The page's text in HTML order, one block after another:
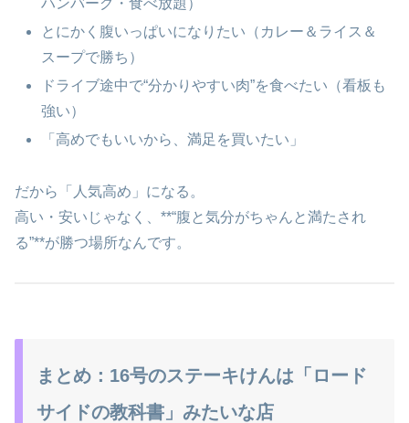
とにかく腹いっぱいになりたい（カレー＆ライス＆
スープで勝ち）
ドライブ途中で“分かりやすい肉”を食べたい（看板も
強い）
「高めでもいいから、満足を買いたい」
だから「人気高め」になる。
高い・安いじゃなく、**“腹と気分がちゃんと満たされ
る”**が勝つ場所なんです。
まとめ：16号のステーキけんは「ロード
サイドの教科書」みたいな店